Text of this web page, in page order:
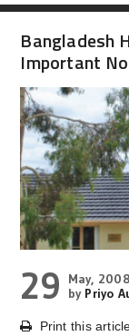
Bangladesh
Important
29
May, 2008
by Priyo
Print this